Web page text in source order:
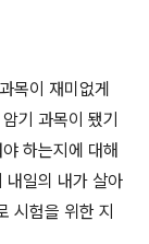
목이 재미없게
기 과목이 됐기
하는지에 대해
내일의 내가 살아
시험을 위한 지